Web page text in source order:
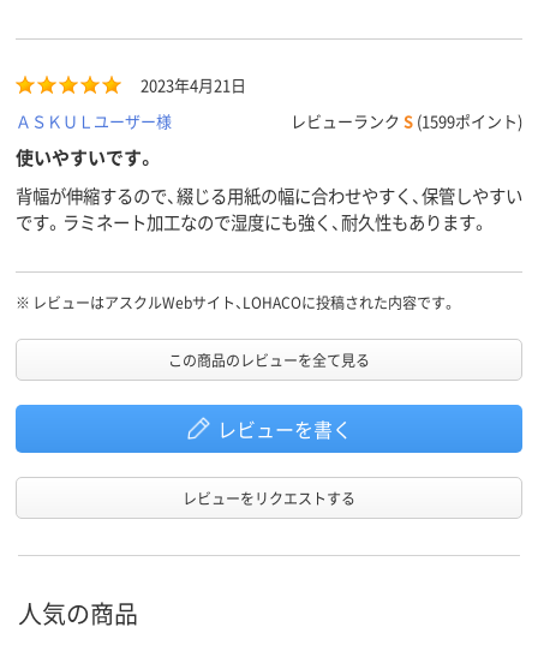
2023年4月21日
ＡＳＫＵＬユーザー様
レビューランク S (1599ポイント)
使いやすいです。
背幅が伸縮するので、綴じる用紙の幅に合わせやすく、保管しやすい
です。ラミネート加工なので湿度にも強く、耐久性もあります。
※ レビューはアスクルWebサイト、LOHACOに投稿された内容です。
この商品のレビューを全て見る
レビューを書く
レビューをリクエストする
人気の商品